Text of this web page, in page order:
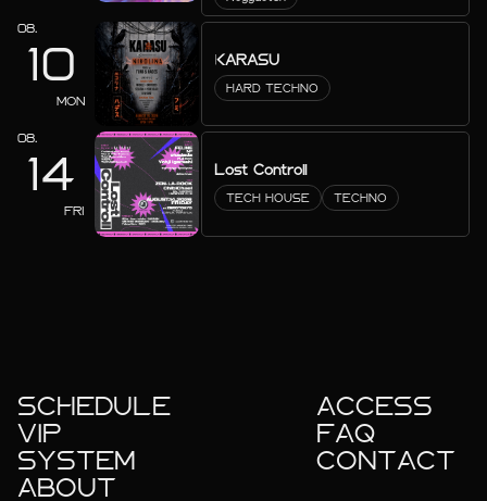
08.
10
MON
KARASU
HARD TECHNO
08.
14
FRI
Lost Controll
TECH HOUSE TECHNO
SCHEDULE
ACCESS
VIP
FAQ
SYSTEM
CONTACT
ABOUT